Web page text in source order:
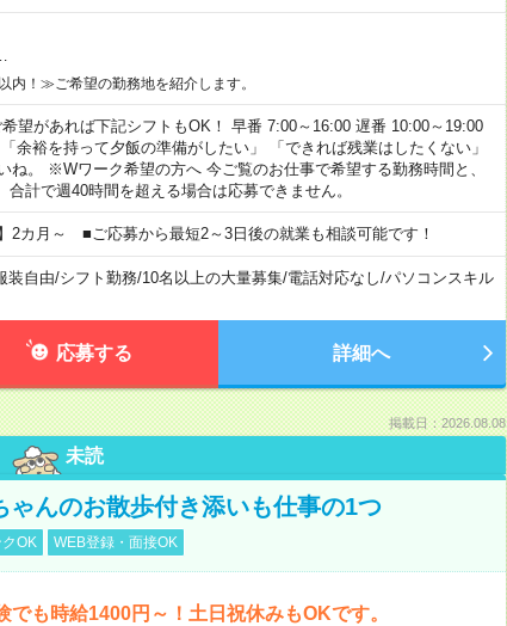
内！≫ご希望の勤務地を紹介します。
望があれば下記シフトもOK！ 早番 7:00～16:00 遅番 10:00～19:00
余裕を持って夕飯の準備がしたい」 「できれば残業はしたくない」
ね。 ※Wワーク希望の方へ 今ご覧のお仕事で希望する勤務時間と、
計で週40時間を超える場合は応募できません。
2カ月～ ■ご応募から最短2～3日後の就業も相談可能です！
装自由/シフト勤務/10名以上の大量募集/電話対応なし/パソコンスキル
応募する 詳細へ
掲載日：2026.08.08
未読
ゃんのお散歩付き添いも仕事の1つ
OK WEB登録・面接OK
も時給1400円～！土日祝休みもOKです。